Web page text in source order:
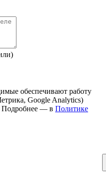
обеспечивают работу
Google Analytics)
Подробнее — в Политике